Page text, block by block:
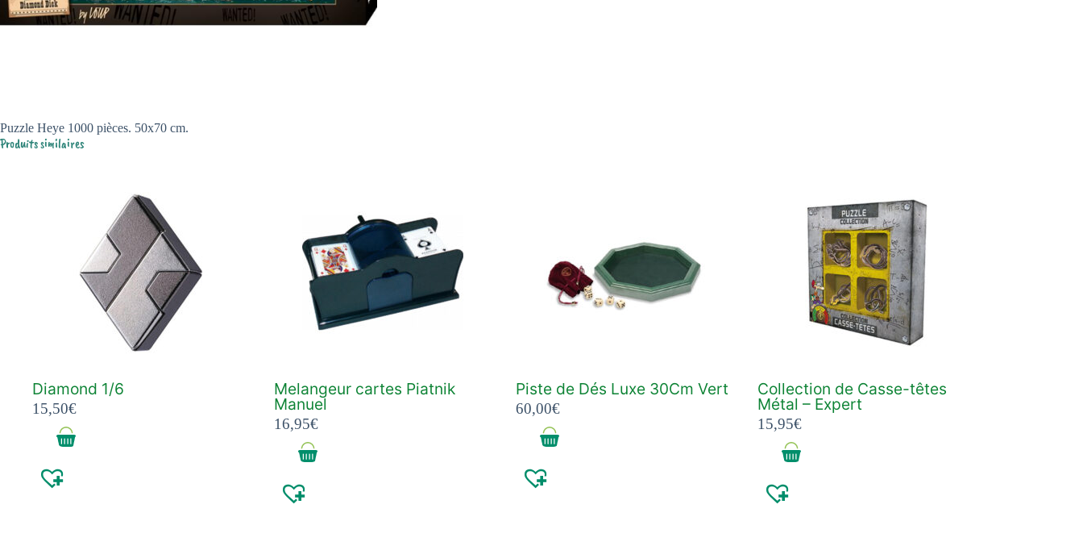
Puzzle Heye 1000 pièces. 50x70 cm.
Produits similaires
Diamond 1/6
15,50€
Melangeur cartes Piatnik
Manuel
16,95€
Piste de Dés Luxe 30Cm Vert
60,00€
Collection de Casse-têtes
Métal – Expert
15,95€